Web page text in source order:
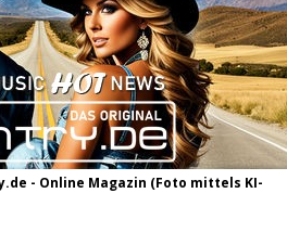
- Online Magazin (Foto mittels KI-